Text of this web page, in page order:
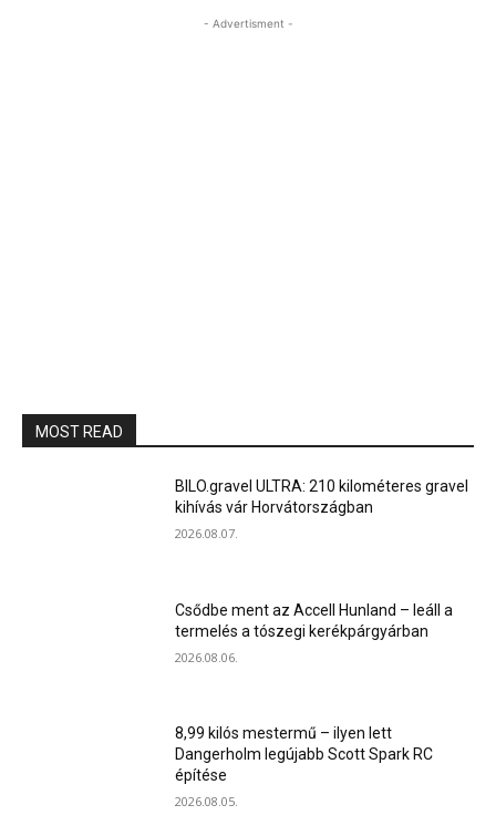
- Advertisment -
MOST READ
BILO.gravel ULTRA: 210 kilométeres gravel
kihívás vár Horvátországban
2026.08.07.
Csődbe ment az Accell Hunland – leáll a
termelés a tószegi kerékpárgyárban
2026.08.06.
8,99 kilós mestermű – ilyen lett
Dangerholm legújabb Scott Spark RC
építése
2026.08.05.